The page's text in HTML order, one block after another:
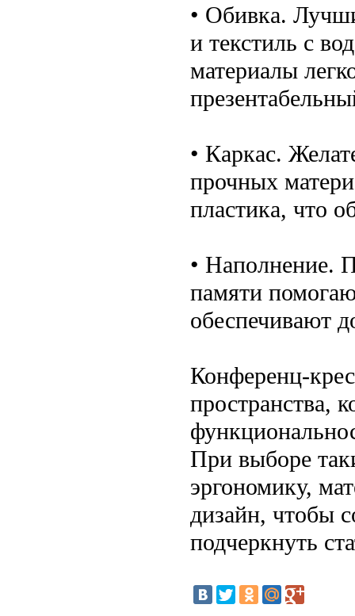
• Обивка.
и текстиль с
материалы
• Каркас.
прочных
пластика, что
• Наполнение.
памяти
обеспечивают
Конференц-
пространства,
При выборе
эргономику,
дизайн, чтобы
подчеркнуть